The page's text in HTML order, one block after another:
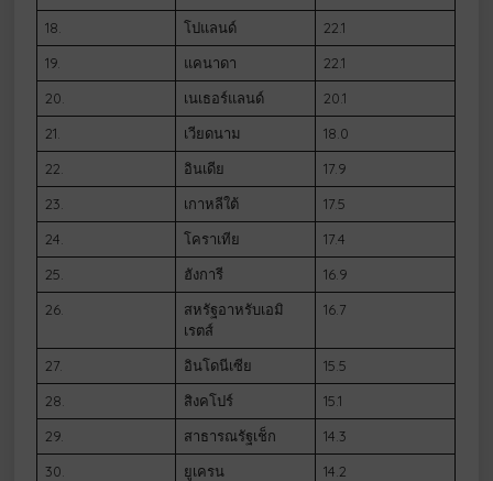
18.
โปแลนด์
22.1
19.
แคนาดา
22.1
20.
เนเธอร์แลนด์
20.1
21.
เวียดนาม
18.0
22.
อินเดีย
17.9
23.
เกาหลีใต้
17.5
24.
โคราเทีย
17.4
25.
ฮังการี
16.9
26.
สหรัฐอาหรับเอมิ
เรตส์
16.7
27. อินโดนีเซีย
15.5
28.
สิงคโปร์
15.1
29.
สาธารณรัฐเช็ก
14.3
30.
ยูเครน
14.2